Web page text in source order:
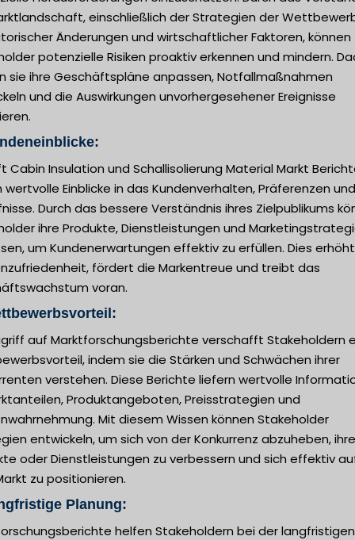
einschließlich der Strategien der
Änderungen und wirtschaftlicher Faktoren, können
potenzielle Risiken proaktiv erkennen und mindern.
sie ihre Geschäftspläne anpassen, Notfallmaßnahmen
und die Auswirkungen unvorhergesehener Ereignisse
Cabin Insulation und Schallisolierung Material Markt
Einblicke in das Kundenverhalten, Präferenzen und
Durch das bessere Verständnis ihres Zielpublikums
ihre Produkte, Dienstleistungen und
um Kundenerwartungen effektiv zu erfüllen. Dies
fördert die Markentreue und treibt das
voran.
auf Marktforschungsberichte verschafft Stakeholdern
indem sie die Stärken und Schwächen ihrer
verstehen. Diese Berichte liefern wertvolle
Produktangeboten, Preisstrategien und
Mit diesem Wissen können Stakeholder
entwickeln, um sich von der Konkurrenz abzuheben, ihre
oder Dienstleistungen zu verbessern und sich effektiv
zu positionieren.
Planung:
helfen Stakeholdern bei der langfristigen